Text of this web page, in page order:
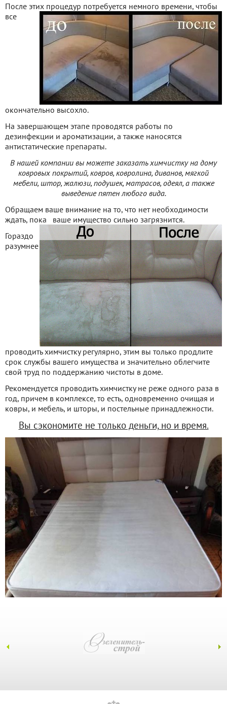
После этих процедур потребуется немного времени, чтобы
все
окончательно высохло.
На завершающем этапе проводятся работы по
дезинфекции и ароматизации, а также наносятся
антистатические препараты.
В нашей компании вы можете заказать химчистку на дому
ковровых покрытий, ковров, ковролина, диванов, мягкой
мебели, штор, жалюзи, подушек, матрасов, одеял, а также
выведение пятен любого вида.
Обращаем ваше внимание на то, что нет необходимости
ждать, пока
ваше имущество сильно загрязнится.
Гораздо
разумнее
проводить химчистку регулярно, этим вы только продлите
срок службы вашего имущества и значительно облегчите
свой труд по поддержанию чистоты в доме.
Рекомендуется проводить химчистку не реже одного раза в
год, причем в комплексе, то есть, одновременно очищая и
ковры, и мебель, и шторы, и постельные принадлежности.
Вы сэкономите не только деньги, но и время.